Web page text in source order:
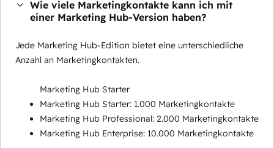
Wie viele Marketingkontakte kann ich mit
einer Marketing Hub-Version haben?
Jede Marketing Hub-Edition bietet eine unterschiedliche
Anzahl an Marketingkontakten.
Marketing Hub Starter
Marketing Hub Starter: 1.000 Marketingkontakte
Marketing Hub Professional: 2.000 Marketingkontakte
Marketing Hub Enterprise: 10.000 Marketingkontakte